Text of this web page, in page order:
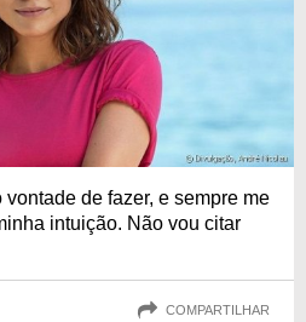
de fazer, e sempre me
intuição. Não vou citar
COMPARTILHAR